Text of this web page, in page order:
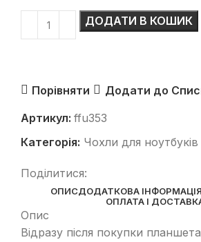
ДОДАТИ В КОШИК
Порівняти Додати до
Артикул: ffu353
Категорія: Чохли для
Поділитися:
ОПИСДОДАТКОВА ІНФОРМАЦІЯ
ОПЛАТА І
Опис
Відразу після покупки